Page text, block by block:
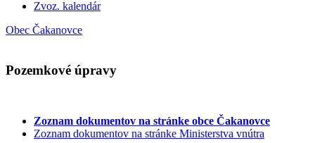
Zvoz. kalendár
Obec Čakanovce
Pozemkové úpravy
Zoznam dokumentov na stránke obce Čakanovce
Zoznam dokumentov na stránke Ministerstva vnútra